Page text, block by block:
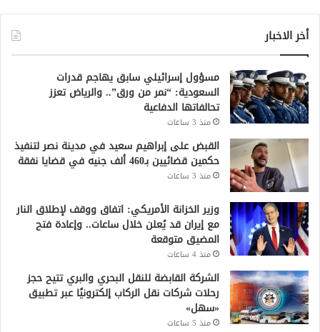
أخر الاخبار
مسؤول إسرائيلي سابق يهاجم قدرات
السعودية: “نمر من ورق”.. والرياض تعزز
تحالفاتها الدفاعية
منذ 3 ساعات
القبض على إبراهيم سعيد في مدينة نصر لتنفيذ
حكمين قضائيين بـ460 ألف جنيه في قضايا نفقة
منذ 3 ساعات
وزير الخزانة الأمريكي: اتفاق ووقف لإطلاق النار
مع إيران قد يُعلن خلال ساعات.. وإعادة فتح
المضيق متوقعة
منذ 4 ساعات
الشركة القابضة للنقل البحري والبري تتيح حجز
رحلات شركات نقل الركاب إلكترونيًا عبر تطبيق
«سهل»
منذ 5 ساعات